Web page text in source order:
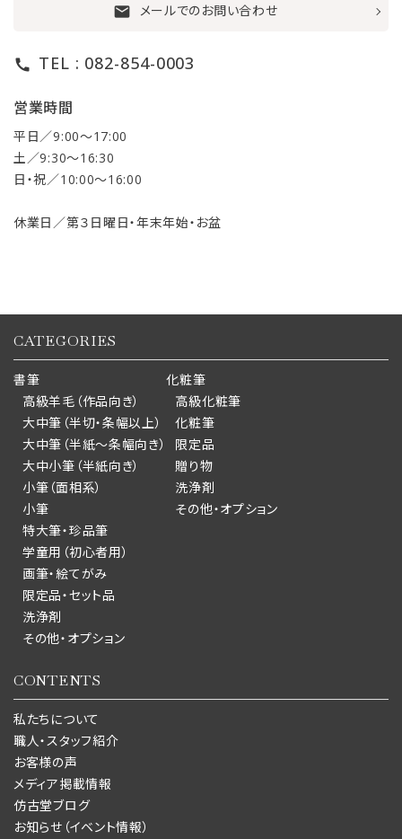
mail メールでのお問い合わせ
call TEL : 082-854-0003
営業時間
平日／9:00〜17:00
土／9:30〜16:30
日・祝／10:00〜16:00
休業日／第３日曜日・年末年始・お盆
CATEGORIES
書筆
高級羊毛（作品向き）
大中筆（半切・条幅以上）
大中筆（半紙～条幅向き）
大中小筆（半紙向き）
小筆（面相系）
小筆
特大筆・珍品筆
学童用（初心者用）
画筆・絵てがみ
限定品・セット品
洗浄剤
その他・オプション
化粧筆
高級化粧筆
化粧筆
限定品
贈り物
洗浄剤
その他・オプション
CONTENTS
私たちについて
職人・スタッフ紹介
お客様の声
メディア掲載情報
仿古堂ブログ
お知らせ（イベント情報）